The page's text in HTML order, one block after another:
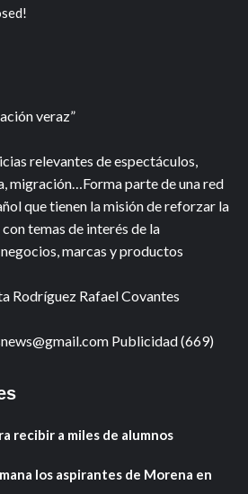
veraz”
relevantes de espectáculos,
migración…Forma parte de una red
que tienen la misión de reforzar la
temas de interés de la
marcas y productos
Rodríguez Rafael Covantes
Publicidad (669)
recibir a miles de alumnos
los aspirantes de Morena en